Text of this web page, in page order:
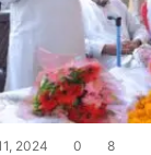
2024 0 8